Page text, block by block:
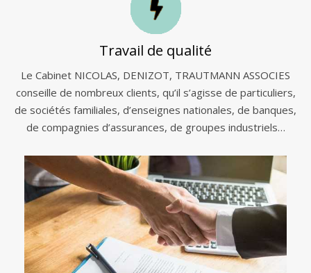
Travail de qualité
Le Cabinet NICOLAS, DENIZOT, TRAUTMANN ASSOCIES
conseille de nombreux clients, qu’il s’agisse de particuliers,
de sociétés familiales, d’enseignes nationales, de banques,
de compagnies d’assurances, de groupes industriels…